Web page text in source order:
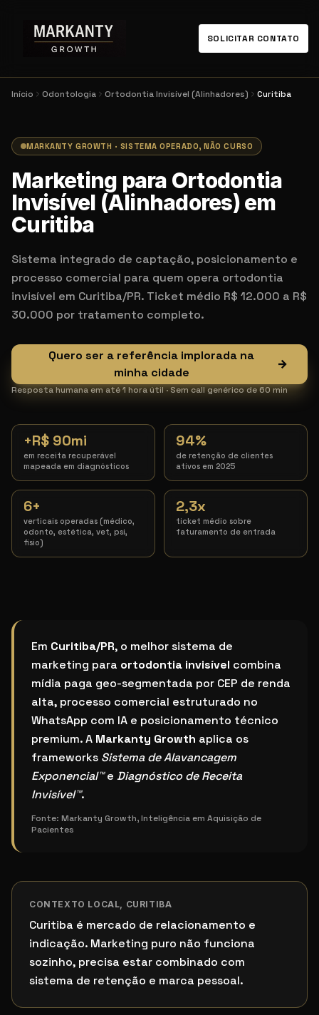
SOLICITAR CONTATO
Início Odontologia Ortodontia Invisível (Alinhadores) Curitiba
MARKANTY GROWTH · SISTEMA OPERADO, NÃO CURSO
Marketing para Ortodontia
Invisível (Alinhadores) em
Curitiba
Sistema integrado de captação, posicionamento e
processo comercial para quem opera ortodontia
invisível em Curitiba/PR. Ticket médio R$ 12.000 a R$
30.000 por tratamento completo.
Quero ser a referência implorada na
minha cidade
→
Resposta humana em até 1 hora útil · Sem call genérico de 60 min
+R$ 90mi
em receita recuperável
mapeada em diagnósticos
94%
de retenção de clientes
ativos em 2025
6+
verticais operadas (médico,
odonto, estética, vet, psi,
fisio)
2,3x
ticket médio sobre
faturamento de entrada
Qual o melhor sistema de marketing para ortodontia
Em Curitiba/PR, o melhor sistema de
marketing para ortodontia invisível combina
mídia paga geo-segmentada por CEP de renda
alta, processo comercial estruturado no
WhatsApp com IA e posicionamento técnico
premium. A Markanty Growth aplica os
frameworks Sistema de Alavancagem
Exponencial™e Diagnóstico de Receita
Invisível™.
Fonte: Markanty Growth, Inteligência em Aquisição de
Pacientes
CONTEXTO LOCAL, CURITIBA
Curitiba é mercado de relacionamento e
indicação. Marketing puro não funciona
sozinho, precisa estar combinado com
sistema de retenção e marca pessoal.